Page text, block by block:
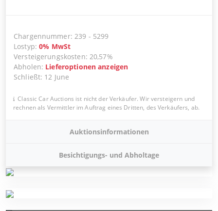
Chargennummer:239 - 5299
Lostyp:0% MwSt
Versteigerungskosten: 20,57%
Abholen: Lieferoptionen anzeigen
Schließt: 12 June
Classic Car Auctions ist nicht der Verkäufer. Wir versteigern und
rechnen als Vermittler im Auftrag eines Dritten, des Verkäufers, ab.
Auktionsinformationen
Besichtigungs- und Abholtage